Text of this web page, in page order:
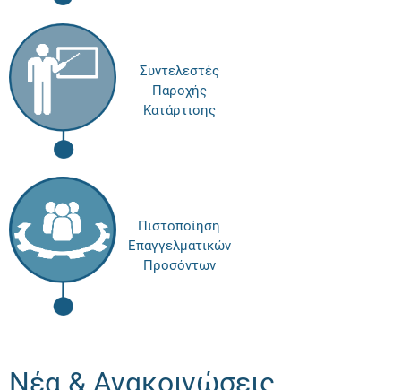
Συντελεστές
Παροχής
Κατάρτισης
Πιστοποίηση
Επαγγελματικών
Προσόντων
Νέα & Ανακοινώσεις